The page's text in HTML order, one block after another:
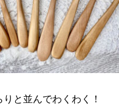
と並んでわくわく！